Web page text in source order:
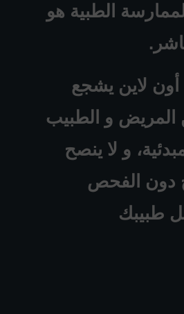
الطبية هو
لاين يشجع
المريض و الطبيب
و لا ينصح
دون الفحص
طبيبك